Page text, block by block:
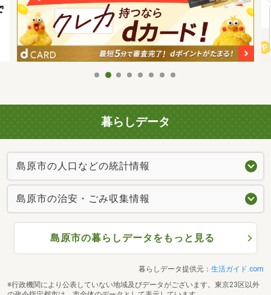
暮らしデータ
島原市の人口などの統計情報
島原市の治安・ごみ収集情報
島原市の暮らしデータをもっと見る
暮らしデータ提供元： 生活ガイド.com
※行政機関により公表していない地域及びデータがございます。東京23区以外